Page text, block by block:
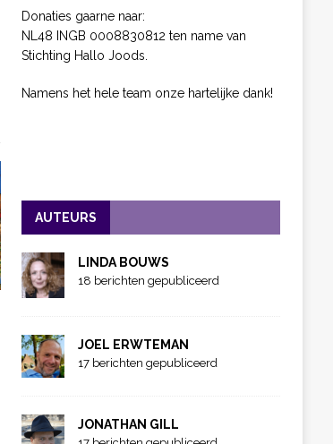
Donaties gaarne naar:
NL48 INGB 0008830812 ten name van
Stichting Hallo Joods.
Namens het hele team onze hartelijke dank!
AUTEURS
LINDA BOUWS
18 berichten gepubliceerd
JOEL ERWTEMAN
17 berichten gepubliceerd
JONATHAN GILL